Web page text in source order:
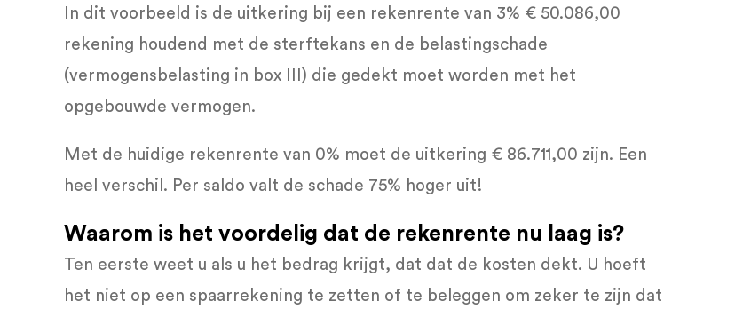
In dit voorbeeld is de uitkering bij een rekenrente van 3% € 50.086,00
rekening houdend met de sterftekans en de belastingschade
(vermogensbelasting in box III) die gedekt moet worden met het
opgebouwde vermogen.
Met de huidige rekenrente van 0% moet de uitkering € 86.711,00 zijn. Een
heel verschil. Per saldo valt de schade 75% hoger uit!
Waarom is het voordelig dat de rekenrente nu laag is?
Ten eerste weet u als u het bedrag krijgt, dat dat de kosten dekt. U hoeft
het niet op een spaarrekening te zetten of te beleggen om zeker te zijn dat